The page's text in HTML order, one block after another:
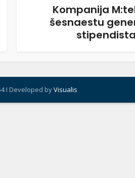
Kompanija
šesnaestu
stipendista
I Developed byVisualis